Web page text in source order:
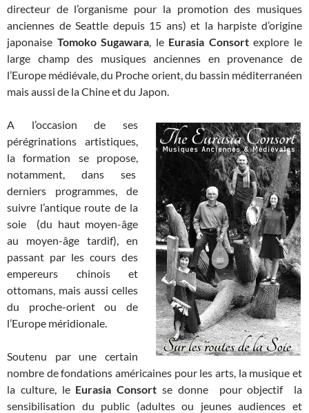
directeur de l’organisme pour la promotion des musiques
anciennes de Seattle depuis 15 ans) et la harpiste d’origine
japonaise Tomoko Sugawara, le Eurasia Consortexplore le
large champ des musiques anciennes en provenance de
l’Europe médiévale, du Proche orient, du bassin méditerranéen
mais aussi de la Chine et du Japon.
A l’occasion de ses
pérégrinations artistiques,
la formation se propose,
notamment, dans ses
derniers programmes, de
suivre l’antique route de la
soie (du haut moyen-âge
au moyen-âge tardif), en
passant par les cours des
empereurs chinois et
ottomans, mais aussi celles
du proche-orient ou de
l’Europe méridionale.
Soutenu par une certain
nombre de fondations américaines pour les arts, la musique et
la culture, le Eurasia Consort se donne pour objectif la
sensibilisation du public (adultes ou jeunes audiences et